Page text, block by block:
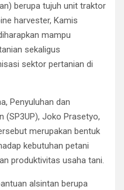
berupa tujuh unit traktor
harvester, Kamis
mampu
sekaligus
sektor pertanian di
Penyuluhan dan
(SP3UP), Joko Prasetyo,
merupakan bentuk
kebutuhan petani
produktivitas usaha tani.
alsintan berupa